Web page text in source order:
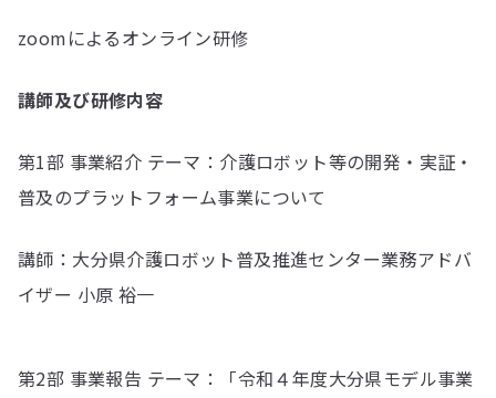
zoomによるオンライン研修
講師及び研修内容
第1部 事業紹介 テーマ：介護ロボット等の開発・実証・
普及のプラットフォーム事業について
講師：大分県介護ロボット普及推進センター業務アドバ
イザー 小原 裕一
第2部 事業報告 テーマ：「令和４年度大分県モデル事業